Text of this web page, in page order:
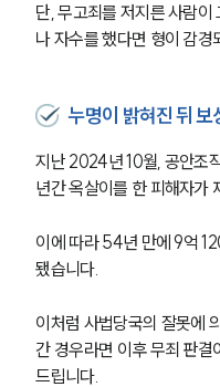
단, 무고죄를 저지른 사람이
나 자수를 했다면 형이 감경
누명이 밝혀진 뒤 보
지난 2024년 10월, 공안조
년간 옥살이를 한 피해자가
이에 따라 54년 만에 9억
됐습니다.
이처럼 사법당국의 잘못에
간 경우라면 이후 무죄 판결
드립니다.